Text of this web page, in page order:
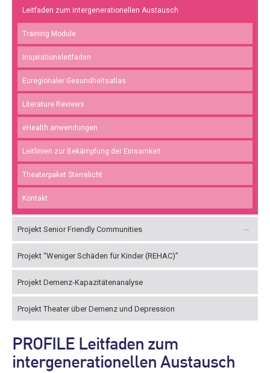
Leitfaden zum intergenerationellen Austausch
Training Module
Inspirationsleitfaden
Euregionaler Gesundheitsatlas
Literature Reviews
eHealth anwendungen
Leitlinien zur Bekämpfung der Einsamkeit
Theaterpaket Sterrelicht
Kontakt
Projekt Senior Friendly Communities
Projekt “Weniger Schäden für Kinder (REHAC)”
Projekt Demenz-Kapazitätenanalyse
Projekt Theater über Demenz und Depression
PROFILE Leitfaden zum
intergenerationellen Austausch